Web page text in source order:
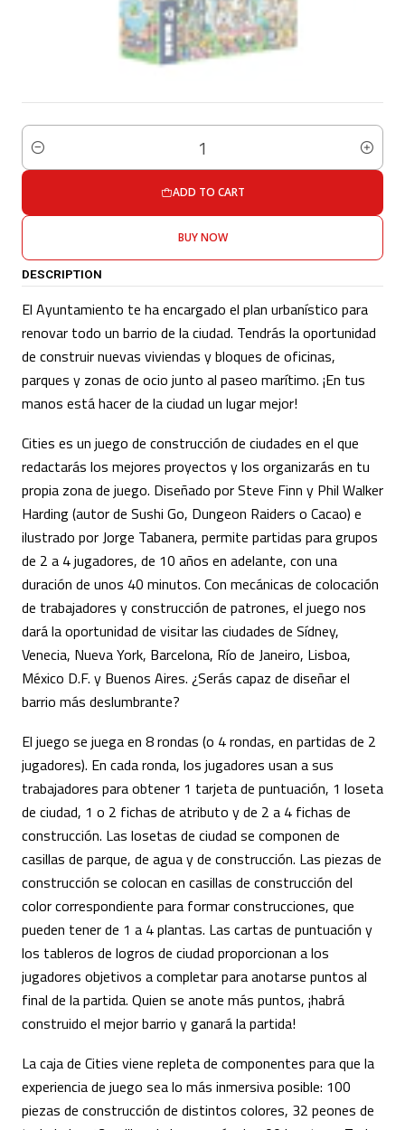
Quantity
ADD TO CART
BUY NOW
DESCRIPTION
El Ayuntamiento te ha encargado el plan urbanístico para
renovar todo un barrio de la ciudad. Tendrás la oportunidad
de construir nuevas viviendas y bloques de oficinas,
parques y zonas de ocio junto al paseo marítimo. ¡En tus
manos está hacer de la ciudad un lugar mejor!
Cities es un juego de construcción de ciudades en el que
redactarás los mejores proyectos y los organizarás en tu
propia zona de juego. Diseñado por Steve Finn y Phil Walker
Harding (autor de Sushi Go, Dungeon Raiders o Cacao) e
ilustrado por Jorge Tabanera, permite partidas para grupos
de 2 a 4 jugadores, de 10 años en adelante, con una
duración de unos 40 minutos. Con mecánicas de colocación
de trabajadores y construcción de patrones, el juego nos
dará la oportunidad de visitar las ciudades de Sídney,
Venecia, Nueva York, Barcelona, Río de Janeiro, Lisboa,
México D.F. y Buenos Aires. ¿Serás capaz de diseñar el
barrio más deslumbrante?
El juego se juega en 8 rondas (o 4 rondas, en partidas de 2
jugadores). En cada ronda, los jugadores usan a sus
trabajadores para obtener 1 tarjeta de puntuación, 1 loseta
de ciudad, 1 o 2 fichas de atributo y de 2 a 4 fichas de
construcción. Las losetas de ciudad se componen de
casillas de parque, de agua y de construcción. Las piezas de
construcción se colocan en casillas de construcción del
color correspondiente para formar construcciones, que
pueden tener de 1 a 4 plantas. Las cartas de puntuación y
los tableros de logros de ciudad proporcionan a los
jugadores objetivos a completar para anotarse puntos al
final de la partida. Quien se anote más puntos, ¡habrá
construido el mejor barrio y ganará la partida!
La caja de Cities viene repleta de componentes para que la
experiencia de juego sea lo más inmersiva posible: 100
piezas de construcción de distintos colores, 32 peones de